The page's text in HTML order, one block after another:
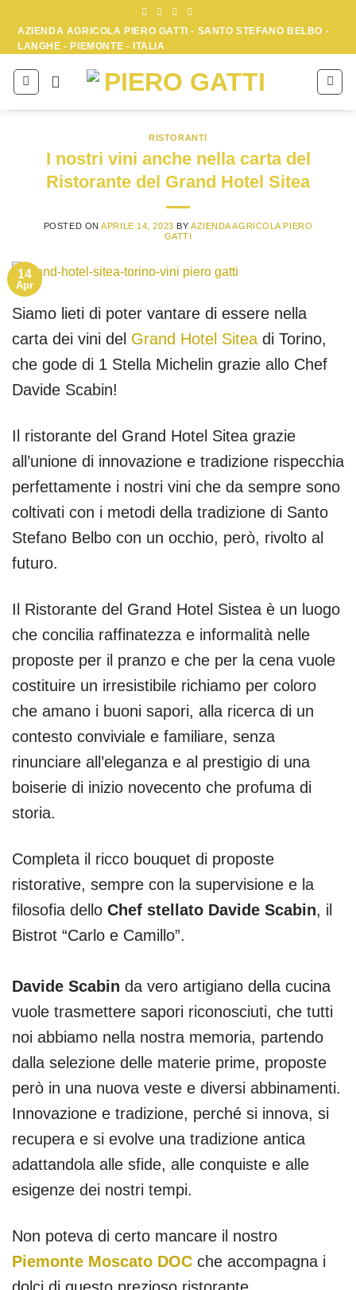
content
AZIENDA AGRICOLA PIERO GATTI - SANTO STEFANO BELBO -
LANGHE - PIEMONTE - ITALIA
RISTORANTI
I nostri vini anche nella carta del
Ristorante del Grand Hotel Sitea
POSTED ONAPRILE 14, 2023 BY AZIENDA AGRICOLA PIERO
GATTI
14
Apr
Siamo lieti di poter vantare di essere nella
carta dei vini del Grand Hotel Sitea di Torino,
che gode di 1 Stella Michelin grazie allo Chef
Davide Scabin!
Il ristorante del Grand Hotel Sitea grazie
all’unione di innovazione e tradizione rispecchia
perfettamente i nostri vini che da sempre sono
coltivati con i metodi della tradizione di Santo
Stefano Belbo con un occhio, però, rivolto al
futuro.
Il Ristorante del Grand Hotel Sistea è un luogo
che concilia raffinatezza e informalità nelle
proposte per il pranzo e che per la cena vuole
costituire un irresistibile richiamo per coloro
che amano i buoni sapori, alla ricerca di un
contesto conviviale e familiare, senza
rinunciare all’eleganza e al prestigio di una
boiserie di inizio novecento che profuma di
storia.
Completa il ricco bouquet di proposte
ristorative, sempre con la supervisione e la
filosofia dello Chef stellato Davide Scabin, il
Bistrot “Carlo e Camillo”.
Davide Scabin da vero artigiano della cucina
vuole trasmettere sapori riconosciuti, che tutti
noi abbiamo nella nostra memoria, partendo
dalla selezione delle materie prime, proposte
però in una nuova veste e diversi abbinamenti.
Innovazione e tradizione, perché si innova, si
recupera e si evolve una tradizione antica
adattandola alle sfide, alle conquiste e alle
esigenze dei nostri tempi.
Non poteva di certo mancare il nostro
Piemonte Moscato DOC che accompagna i